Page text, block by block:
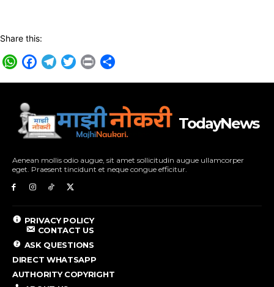
Share this:
WhatsApp
Facebook
TelegramTwitterPrint
TodayNews
Aenean mollis odio augue, sit amet sollicitudin augue ullamcorper
eget. Praesent tincidunt et neque congue efficitur.
PRIVACY POLICY
CONTACT US
ASK QUESTIONS
DIRECT WHATSAPP
AUTHORITY COPYRIGHT